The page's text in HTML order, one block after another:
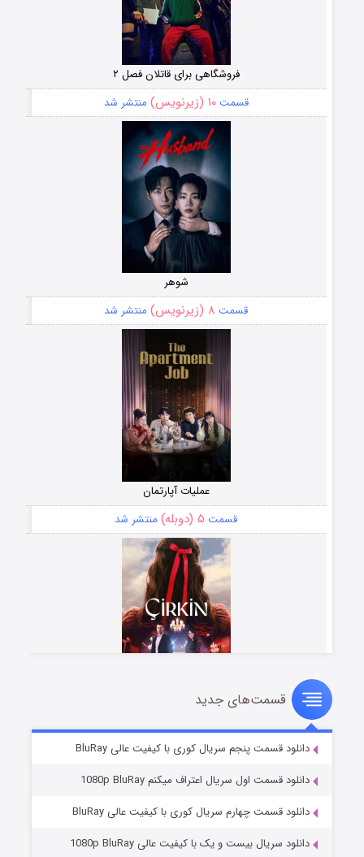
فروشگاهی برای قاتلان فصل ۲
قسمت۱۰ (زیرنویس) منتشر شد
شوهر
قسمت ۸ (زیرنویس) منتشر شد
عملیات آپارتمان
قسمت ۵ (دوبله) منتشر شد
سریال زشت
قسمت۲ (زیرنویس) منتشر شد
قسمت‌های جدید
دانلود قسمت پنجم سریال کوری با کیفیت عالی BluRay
دانلود قسمت اول سریال اعتراف میکنم 1080p BluRay
دانلود قسمت چهارم سریال کوری با کیفیت عالی BluRay
دانلود سریال بیست و یک با کیفیت عالی 1080p BluRay